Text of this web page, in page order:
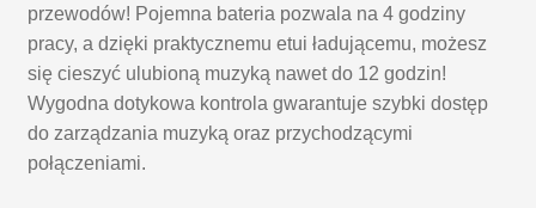
przewodów! Pojemna bateria pozwala na 4 godziny
pracy, a dzięki praktycznemu etui ładującemu, możesz
się cieszyć ulubioną muzyką nawet do 12 godzin!
Wygodna dotykowa kontrola gwarantuje szybki dostęp
do zarządzania muzyką oraz przychodzącymi
połączeniami.